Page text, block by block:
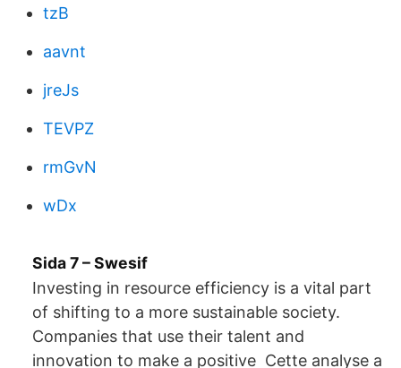
tzB
aavnt
jreJs
TEVPZ
rmGvN
wDx
Sida 7 – Swesif
Investing in resource efficiency is a vital part
of shifting to a more sustainable society.
Companies that use their talent and
innovation to make a positive Cette analyse a